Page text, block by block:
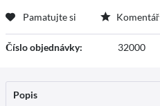
Pamatujte si Komentář
Číslo objednávky: 32000
Popis